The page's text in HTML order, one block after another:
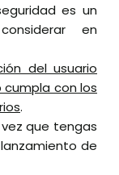
es un
en
del usuario
con los
.
vez que tengas
de